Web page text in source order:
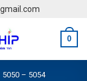
0
5050 – 5054